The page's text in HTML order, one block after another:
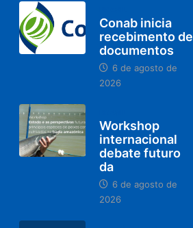
Conab inicia
recebimento de
documentos
6 de agosto de
2026
Workshop
internacional
debate futuro
da
6 de agosto de
2026